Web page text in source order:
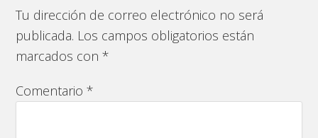
Tu dirección de correo electrónico no será
publicada. Los campos obligatorios están
marcados con*
Comentario*